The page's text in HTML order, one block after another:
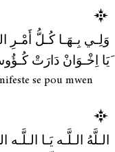
وَلِـي بِـهَـا كُـلُّ أَمْـرِ
َیَا اِخْـوَانْ دَارَتْ
se pou mwen
الـلَّهُ الـلَّـه يَـا الـلَّـه